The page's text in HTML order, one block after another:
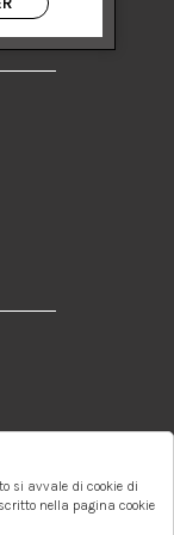
Contatti:
info@donna1981.it
si avvale di cookie di
nella pagina cookie